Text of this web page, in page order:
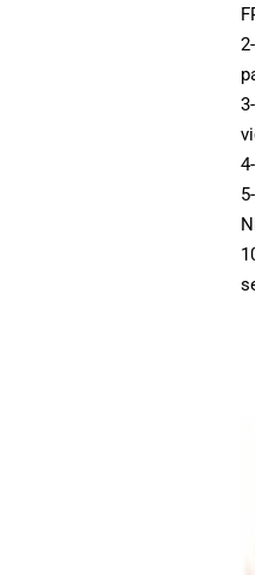
3-
4-